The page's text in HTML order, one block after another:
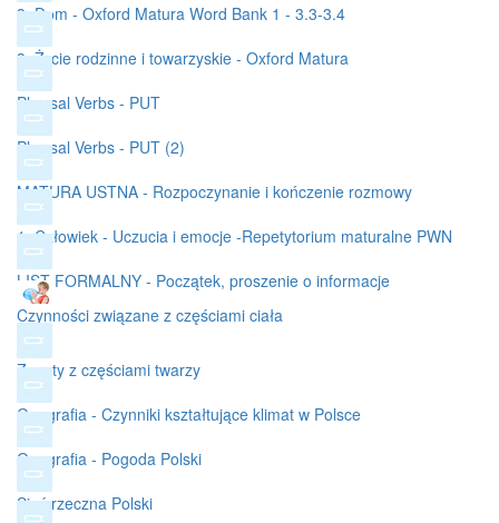
3. Dom - Oxford Matura Word Bank 1 - 3.3-3.4
3. Życie rodzinne i towarzyskie - Oxford Matura
Phrasal Verbs - PUT
Phrasal Verbs - PUT (2)
MATURA USTNA - Rozpoczynanie i kończenie rozmowy
1. Człowiek - Uczucia i emocje -Repetytorium maturalne PWN
LIST FORMALNY - Początek, proszenie o informacje
Czynności związane z częściami ciała
Zwroty z częściami twarzy
Geografia - Czynniki kształtujące klimat w Polsce
Geografia - Pogoda Polski
Sieć rzeczna Polski